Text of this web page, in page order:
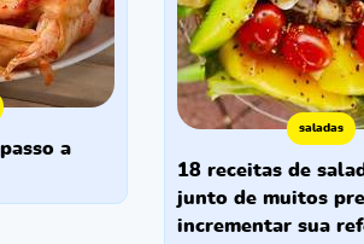
saladas
18 receitas de salada tropical
junto de muitos
incrementar sua